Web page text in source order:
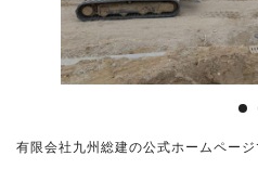
有限会社九州総建の公式ホームページ